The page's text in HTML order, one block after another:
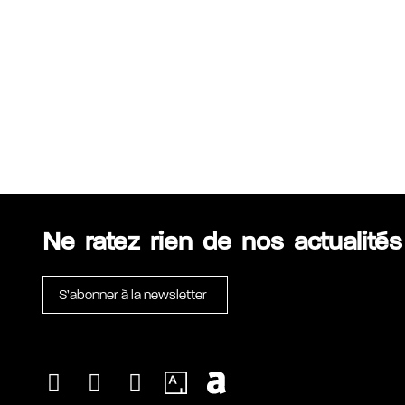
Ne ratez rien de nos
S’abonner à la newsletter